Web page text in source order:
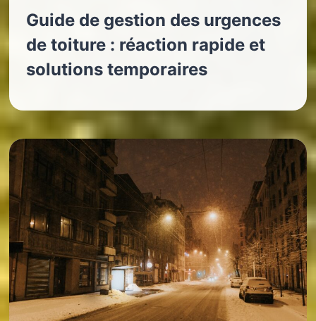
Guide de gestion des urgences
de toiture : réaction rapide et
solutions temporaires